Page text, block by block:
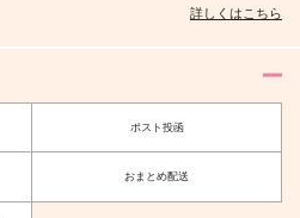
詳しくはこちら
ポスト投函
おまとめ配送